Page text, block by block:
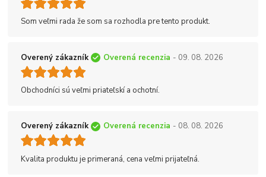
Som veľmi rada že som sa rozhodla pre tento produkt.
Overený zákazník Overená recenzia - 09. 08. 2026
Obchodníci sú veľmi priateľskí a ochotní.
Overený zákazník Overená recenzia - 08. 08. 2026
Kvalita produktu je primeraná, cena veľmi prijateľná.